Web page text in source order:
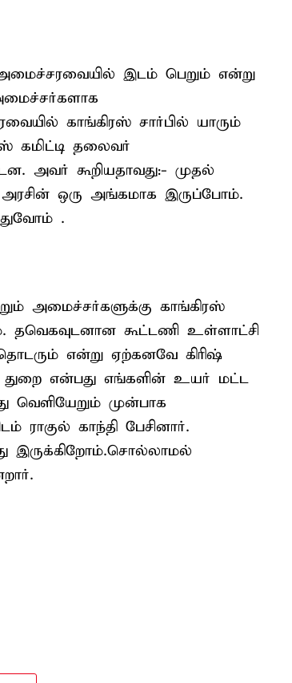
இடம் பெறும் என்று
காங்கிரஸ் சார்பில் யாரும்
கமிட்டி தலைவர்
அவர் கூறியதாவது:- முதல்
அரசின் ஒரு அங்கமாக இருப்போம்.
.
அமைச்சர்களுக்கு காங்கிரஸ்
தவெகவுடனான கூட்டணி உள்ளாட்சி
என்று ஏற்கனவே கிரிஷ்
துறை என்பது எங்களின் உயர் மட்ட
வெளியேறும் முன்பாக
ராகுல் காந்தி பேசினார்.
இருக்கிறோம்.சொல்லாமல்